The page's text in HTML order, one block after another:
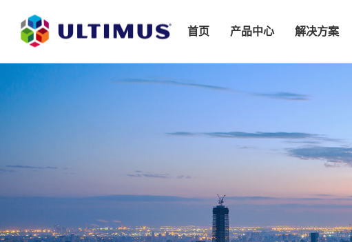
首页 产品中心 解决方案